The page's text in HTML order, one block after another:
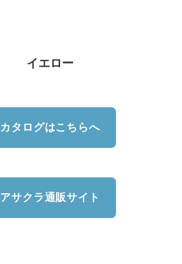
イエロー
カタログはこちらへ
アサクラ通販サイト